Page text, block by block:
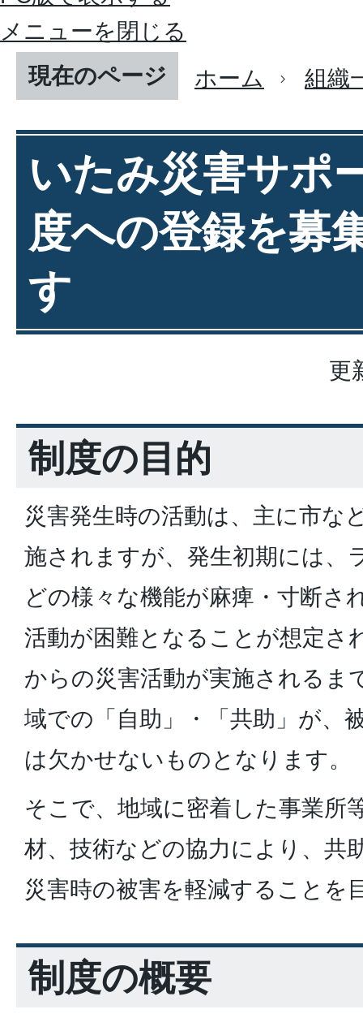
メニューを閉じる
現在のページ
ホーム 組織
いたみ災害サポ
度への登録を募
す
更
制度の目的
災害発生時の活動は、主に市な
施されますが、発生初期には、
どの様々な機能が麻痺・寸断さ
活動が困難となることが想定さ
からの災害活動が実施されるま
域での「自助」・「共助」が、
は欠かせないものとなります。
そこで、地域に密着した事業所
材、技術などの協力により、共
災害時の被害を軽減することを
制度の概要